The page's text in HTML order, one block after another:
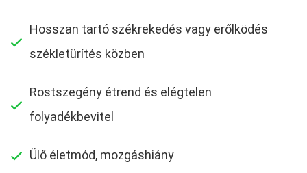
Hosszan tartó székrekedés vagy erőlködés
székletürítés közben
Rostszegény étrend és elégtelen
folyadékbevitel
Ülő életmód, mozgáshiány